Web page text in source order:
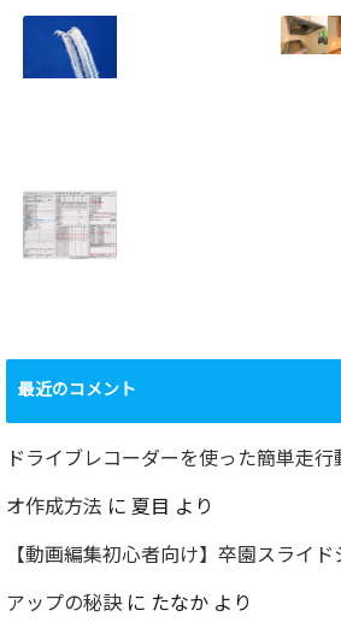
ド対応
2023.10.14
チレス
で交換
撮影方法のレクチ
ャー
2022.12.24
要再検査となって
しまった…
2022.07.30
最近のコメント
ドライブレコーダーを使った簡単走
オ作成方法 に 夏目 より
【動画編集初心者向け】卒園スライ
アップの秘訣に たなか より